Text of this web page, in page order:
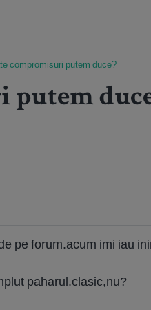
compromisuri putem duce?
putem
pe forum.acum imi iau
paharul.clasic,nu?